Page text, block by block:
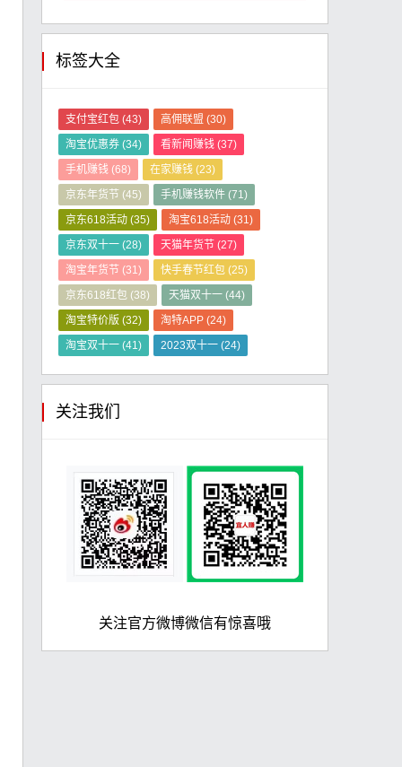
标签大全
支付宝红包 (43) 高佣联盟 (30)
淘宝优惠券 (34) 看新闻赚钱 (37)
手机赚钱 (68) 在家赚钱 (23)
京东年货节 (45) 手机赚钱软件 (71)
京东618活动 (35) 淘宝618活动 (31)
京东双十一 (28) 天猫年货节 (27)
淘宝年货节 (31) 快手春节红包 (25)
京东618红包 (38) 天猫双十一 (44)
淘宝特价版 (32) 淘特APP (24)
淘宝双十一 (41) 2023双十一 (24)
关注我们
关注官方微博微信有惊喜哦